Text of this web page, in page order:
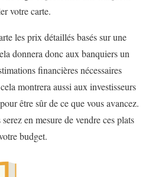
votre carte.
les prix détaillés basés sur une
donnera donc aux banquiers un
financières nécessaires
montrera aussi aux investisseurs
être sûr de ce que vous avancez.
en mesure de vendre ces plats
budget.